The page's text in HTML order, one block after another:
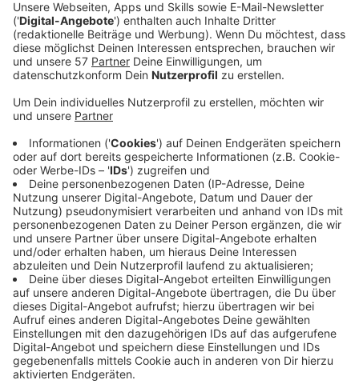
Denn Medienerziehung sei nicht nur eine
herausfordernde Aufgabe für Eltern, sondern
mittlerweile auch ein fester Auftrag für alle
Bildungseinrichtungen“, so Markus Terodde, der
Bildungsdezernent der StädteRegion Aachen.
Deswegen biete die neue Broschüre einen
niederschwelligen und ganzheitlichen Einstieg in das
wichtige Thema, ergänzt Heinrich Brötz, der
Beigeordneter der Stadt Aachen für Bildung, Jugend
und Kultur.
Aktuell nehmen schon 64 Prozent der Grundschüler
hier bei uns Angebote im schulischen Nachmittag wahr,
dazu gehören auch Medienprojekte. Damit ist der
Ganztag ein attraktiver Partner, um die im Unterricht
vermittelten Medienkompetenzen zu ergänzen
beziehungsweise zu festigen.
„Unabhängig von den Lehrplänen des Fachunterrichts
können digitale Kompetenzen im Ganztag spielerisch